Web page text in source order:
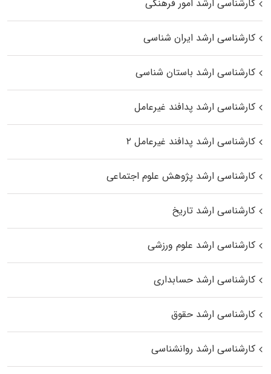
کارشناسی ارشد امور فرهنگی
کارشناسی ارشد ایران شناسی
کارشناسی ارشد باستان شناسی
کارشناسی ارشد پدافند غیرعامل
کارشناسی ارشد پدافند غیرعامل ۲
کارشناسی ارشد پژوهش علوم اجتماعی
کارشناسی ارشد تاریخ
کارشناسی ارشد علوم ورزشی
کارشناسی ارشد حسابداری
کارشناسی ارشد حقوق
کارشناسی ارشد روانشناسی